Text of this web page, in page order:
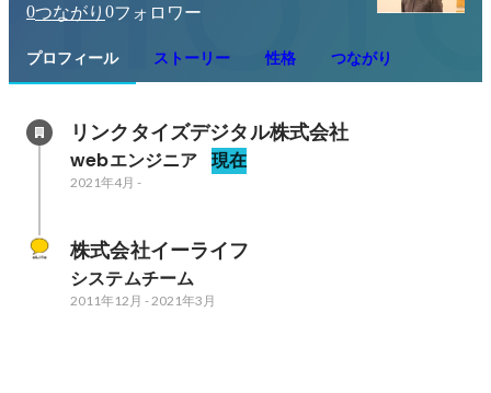
0つながり 0フォロワー
プロフィール ストーリー 性格 つながり
リンクタイズデジタル株式会社
webエンジニア 現在
2021年4月 -
株式会社イーライフ
システムチーム
2011年12月 -2021年3月